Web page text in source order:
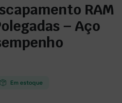
RAM
– Aço
Em estoque